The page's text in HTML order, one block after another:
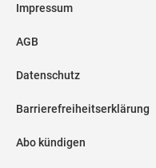
Impressum
AGB
Datenschutz
Barrierefreiheitserklärung
Abo kündigen